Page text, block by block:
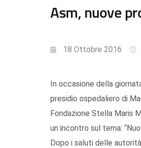
Asm, nuove
18 Ottobre 2016
In occasione della
presidio ospedaliero di
Fondazione Stella Maris
un incontro sul tema:
Dopo i saluti delle